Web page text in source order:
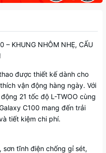
– KHUNG NHÔM NHẸ, CẤU
được thiết kế dành cho
vận động hàng ngày. Với
21 tốc độ L-TWOO cùng
C100 mang đến trải
tiết kiệm chi phí.
tĩnh điện chống gỉ sét,